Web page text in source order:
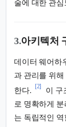
술에 대한 관
3.아키텍처
데이터 웨어하
과 관리를 위해
한다.
[2]
이 구
로 명확하게
는 독립적인